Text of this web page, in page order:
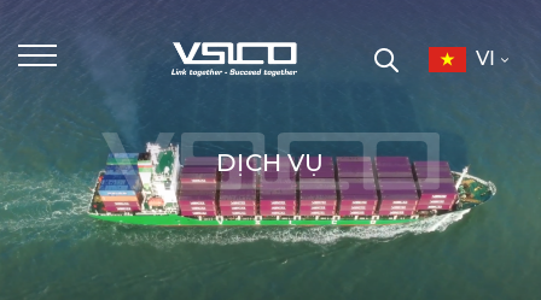
VI
DỊCH VỤ